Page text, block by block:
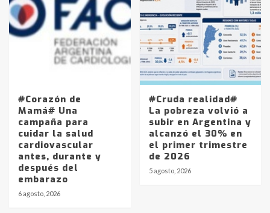
#Corazón de
Mamá# Una
campaña para
cuidar la salud
cardiovascular
antes, durante y
después del
embarazo
6 agosto, 2026
#Cruda realidad#
La pobreza volvió a
subir en Argentina y
alcanzó el 30% en
el primer trimestre
de 2026
5 agosto, 2026